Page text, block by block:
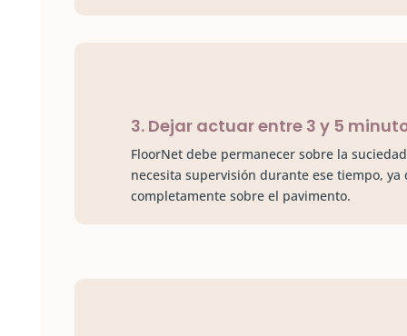
3. Dejar actuar entre 3 y 5
FloorNet debe permanecer sobre la
necesita supervisión durante ese tiempo,
completamente sobre el pavimento.